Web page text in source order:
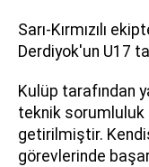
Sarı-Kırmızılı
Derdiyok'un U17
Kulüp tarafından
teknik sorumluluk
getirilmiştir.
görevlerinde